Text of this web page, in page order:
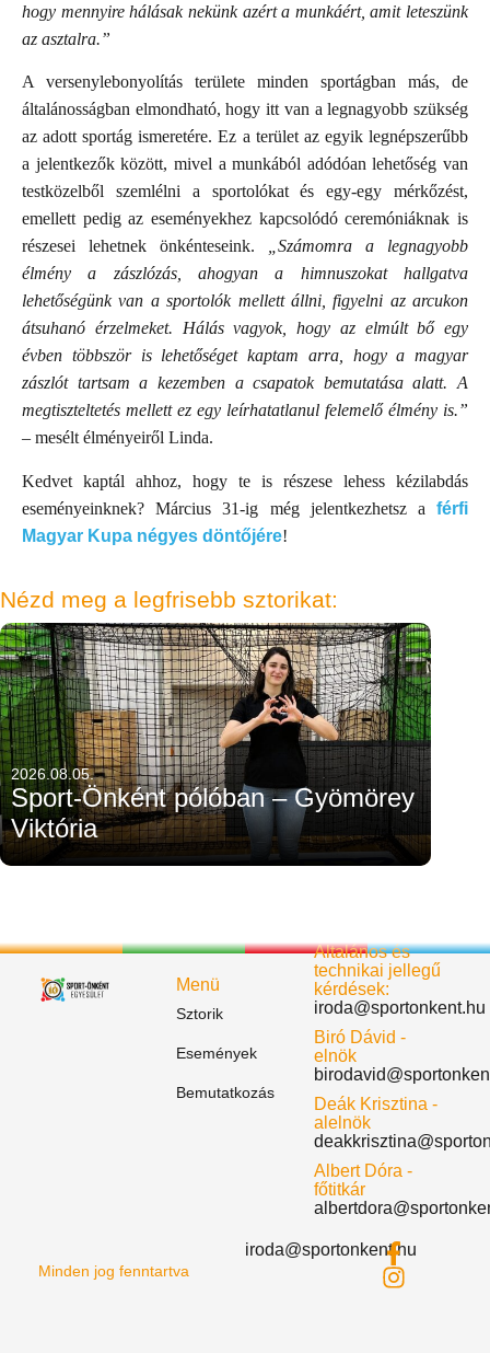
hogy mennyire hálásak nekünk azért a munkáért, amit leteszünk
az asztalra.”
A versenylebonyolítás területe minden sportágban más, de
általánosságban elmondható, hogy itt van a legnagyobb szükség
az adott sportág ismeretére. Ez a terület az egyik legnépszerűbb
a jelentkezők között, mivel a munkából adódóan lehetőség van
testközelből szemlélni a sportolókat és egy-egy mérkőzést,
emellett pedig az eseményekhez kapcsolódó ceremóniáknak is
részesei lehetnek önkénteseink.
„Számomra a legnagyobb
élmény a zászlózás, ahogyan a himnuszokat hallgatva
lehetőségünk van a sportolók mellett állni, figyelni az arcukon
átsuhanó érzelmeket. Hálás vagyok, hogy az elmúlt bő egy
évben többször is lehetőséget kaptam arra, hogy a magyar
zászlót tartsam a kezemben a csapatok bemutatása alatt. A
megtiszteltetés mellett ez egy leírhatatlanul felemelő élmény is.”
– mesélt élményeiről Linda.
Kedvet kaptál ahhoz, hogy te is részese lehess kézilabdás
eseményeinknek? Március 31-ig még jelentkezhetsz a férfi
Magyar Kupa négyes döntőjére!
Nézd meg a legfrisebb sztorikat:
2026.08.05.
Sport-Önként pólóban – Gyömörey
Viktória
Menü
Sztorik
Események
Bemutatkozás
Általános és
technikai jellegű
kérdések:
iroda@sportonkent.hu
Biró Dávid -
elnök
Deák Krisztina -
alelnök
Albert Dóra -
főtitkár
Minden jog fenntartva
iroda@sportonkent.hu